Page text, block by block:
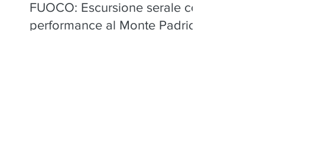
FUOCO: Escursione serale con
performance al Monte Padrio,